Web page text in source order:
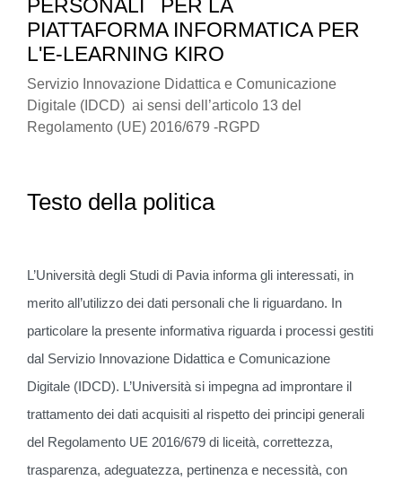
PERSONALI
PER LA
PIATTAFORMA INFORMATICA PER
L'E-LEARNING KIRO
Servizio Innovazione Didattica e Comunicazione
Digitale (IDCD) ai sensi dell’articolo 13 del
Regolamento (UE) 2016/679 -RGPD
Testo della politica
L’Università degli Studi di Pavia informa gli interessati, in
merito all’utilizzo dei dati personali che li riguardano. In
particolare la presente informativa riguarda i processi gestiti
dal Servizio Innovazione Didattica e Comunicazione
Digitale (IDCD). L’Università si impegna ad improntare il
trattamento dei dati acquisiti al rispetto dei principi generali
del Regolamento UE 2016/679 di liceità, correttezza,
trasparenza, adeguatezza, pertinenza e necessità, con